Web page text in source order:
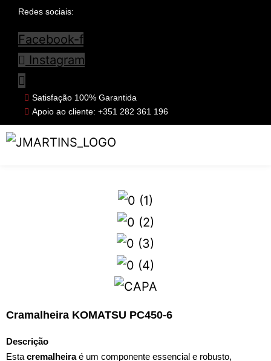
Redes sociais:
Facebook-f
Instagram
Satisfação 100% Garantida
Apoio ao cliente: +351 282 361 196
Cramalheira KOMATSU PC450-6
Descrição
Esta cremalheiraé um componente essencial e robusto,